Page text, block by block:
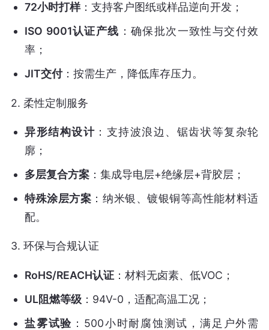
72小时打样：支持客户图纸或样品逆向开发；
ISO 9001认证产线 ：确保批次一致性与交付效
率；
JIT交付：按需生产，降低库存压力。
2. 柔性定制服务
异形结构设计 ：支持波浪边、锯齿状等复杂轮
廓；
多层复合方案 ：集成导电层+绝缘层+背胶层；
特殊涂层方案 ：纳米银、镀银铜等高性能材料适
配。
3. 环保与合规认证
RoHS/REACH认证 ：材料无卤素、低VOC；
UL阻燃等级 ：94V-0，适配高温工况；
盐雾试验 ：500小时耐腐蚀测试，满足户外需